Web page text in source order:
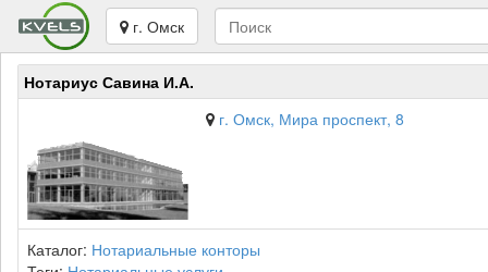
г. Омск
Нотариус Савина И.А.
г. Омск, Мира проспект, 8
Каталог: Нотариальные конторы